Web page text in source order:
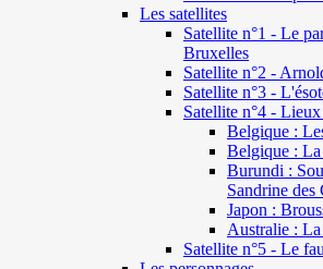
Les satellites
Satellite n°1 - Le
Bruxelles
Satellite n°2 -
Satellite n°3 -
Satellite n°4 - Lieux
Belgique :
Belgique :
Burundi :
Sandrine des
Japon :
Australie : La
Satellite n°5 - Le